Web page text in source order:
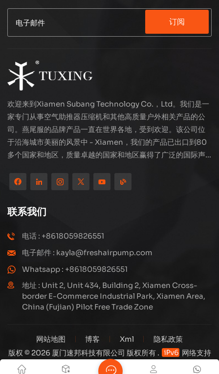
订阅
欢迎来到Xiamen Subang Technology Co.，Ltd。我们是一
家专门从事空气助推器压缩机和其他高质量户外相关产品的公
司。燕尾服的品牌产品一直在世界各地，受到欢迎。该公司位
于沿海城市美丽的风景中 - Xiamen，我们的产品已出口到80
多个国家和地区，质量卓越的国家和地区赢得了广泛的国际声
服务系统，我们一直在探索和研究如何通过创新不断升级我们
的产品以满足客户不断增长的需求。该公司对高压压缩机的生
产和制造的核心关注，其结构设计是科学而合理的，以确保产
品的有效性能。我们生产的每种产品，包括许多精度零件，都
严格根据工程图，精心构建在高度自动化的生产线上。
联系我们
电话 : +8618059826551
电子邮件 : kayla@freshairpump.com
Whatsapp : +8618059826551
地址 : Unit 2, Unit 434, Building 2, Xiamen Cross-
border E-Commerce Industrial Park, Xiamen Area,
China (Fujian) Pilot Free Trade Zone
网站地图 博客 Xml
隐私政策
版权 © 2026 厦门速邦科技有限公司 版权所有 .
网络支持